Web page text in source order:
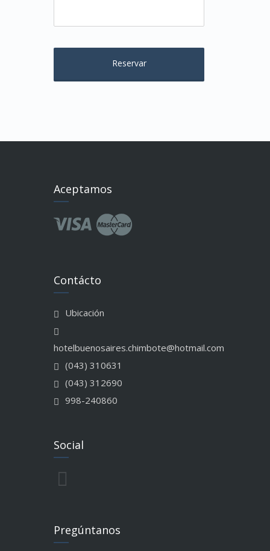
Aceptamos
Contácto
Ubicación
hotelbuenosaires.chimbote@hotmail.com
(043) 310631
(043) 312690
998-240860
Social
Pregúntanos